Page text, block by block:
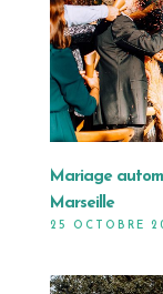
Mariage
Marseille
25 OCTOBRE